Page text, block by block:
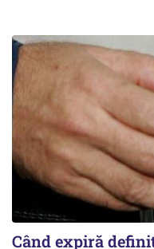
Când expiră